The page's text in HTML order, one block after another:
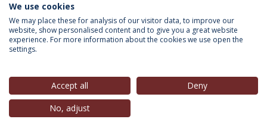
INFORMAÇÃO PARA
We use cookies
We may place these for analysis of our visitor data, to improve our
website, show personalised content and to give you a great website
experience. For more information about the cookies we use open the
settings.
Accept all
Deny
No, adjust